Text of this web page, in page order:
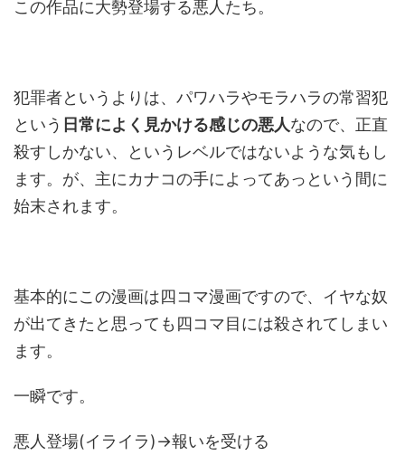
この作品に大勢登場する悪人たち。
犯罪者というよりは、パワハラやモラハラの常習犯
という 日常によく見かける感じの悪人なので、正直
殺すしかない、というレベルではないような気もし
ます。が、主にカナコの手によってあっという間に
始末されます。
基本的にこの漫画は四コマ漫画ですので、イヤな奴
が出てきたと思っても四コマ目には殺されてしまい
ます。
一瞬です。
悪人登場(イライラ)→報いを受ける